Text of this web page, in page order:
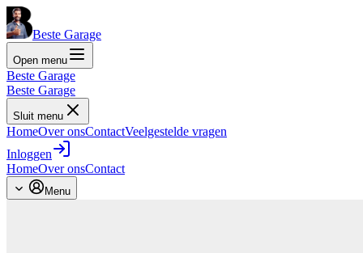
Beste Garage
Open menu
Beste Garage
Beste Garage
Sluit menu
HomeOver onsContactVeelgestelde vragen
Inloggen
HomeOver onsContact
Menu